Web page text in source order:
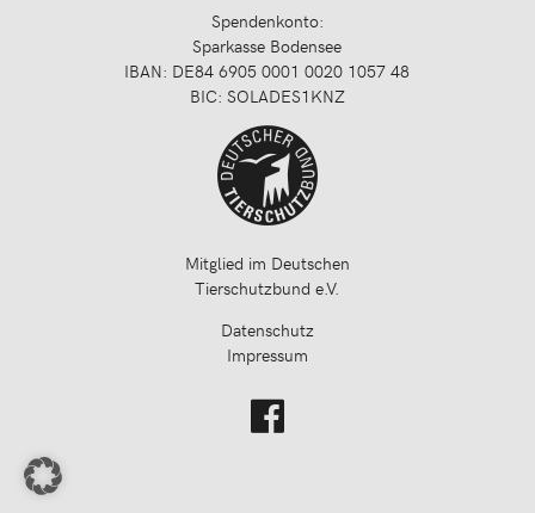
Spendenkonto:
Sparkasse Bodensee
IBAN: DE84 6905 0001 0020 1057 48
BIC: SOLADES1KNZ
Mitglied im Deutschen
Tierschutzbund e.V.
Datenschutz
Impressum